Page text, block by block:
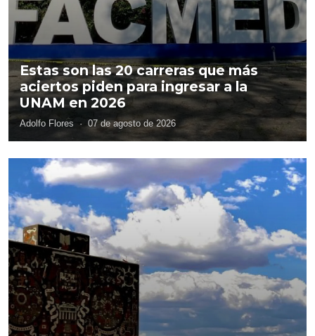
Estas son las 20 carreras que más
aciertos piden para ingresar a la
UNAM en 2026
Adolfo Flores · 07 de agosto de 2026